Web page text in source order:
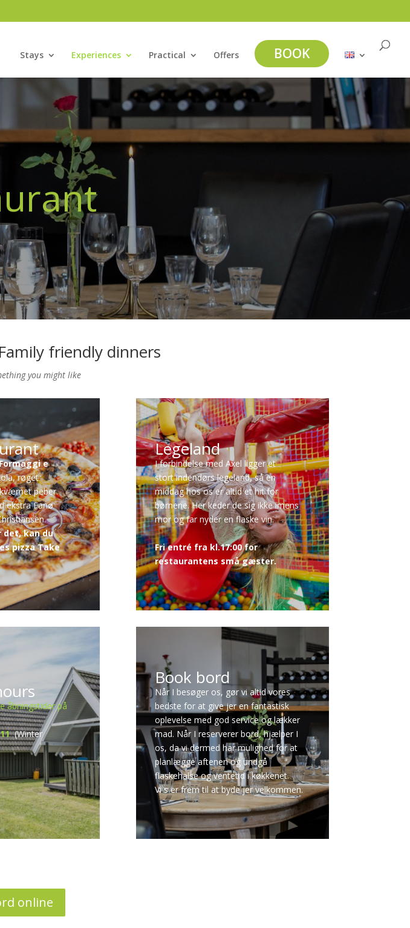
Stays Experiences Practical Offers BOOK
friendly dinners
you might like
e
røget
peber.
ekstra Fanø
det, kan du
pizza Take
Legeland
I forbindelse med Axel ligger et
stort indendørs legeland, så en
middag hos os er altid et hit for
børnene. Her keder de sig ikke imens
mor og far nyder en flaske vin.
Fri entré fra kl.17:00 for
restaurantens små gæster.
åbningstider på
(Winter
Book bord
Når I besøger os, gør vi altid vores
bedste for at give jer en fantastisk
oplevelse med god service og lækker
mad. Når I reserverer bord, hjælper I
os, da vi dermed har mulighed for at
planlægge aftenen og undgå
flaskehalse og ventetid i køkkenet.
Vi s er frem til at byde jer velkommen.
online